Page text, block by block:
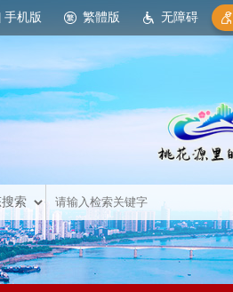
手机版 繁體版 无障碍